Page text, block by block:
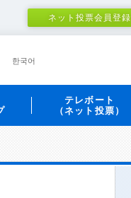
ネット投票会員登録
한국어
テレボート
（ネット投票）